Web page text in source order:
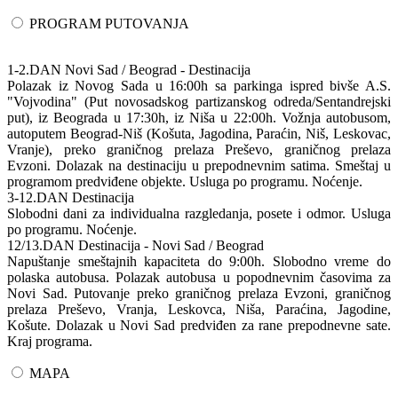
PROGRAM PUTOVANJA
1-2.DAN Novi Sad / Beograd - Destinacija
Polazak iz Novog Sada u 16:00h sa parkinga ispred bivše A.S.
"Vojvodina" (Put novosadskog partizanskog odreda/Sentandrejski
put), iz Beograda u 17:30h, iz Niša u 22:00h. Vožnja autobusom,
autoputem Beograd-Niš (Košuta, Jagodina, Paraćin, Niš, Leskovac,
Vranje), preko graničnog prelaza Preševo, graničnog prelaza
Evzoni. Dolazak na destinaciju u prepodnevnim satima. Smeštaj u
programom predviđene objekte. Usluga po programu. Noćenje.
3-12.DAN Destinacija
Slobodni dani za individualna razgledanja, posete i odmor. Usluga
po programu. Noćenje.
12/13.DAN Destinacija - Novi Sad / Beograd
Napuštanje smeštajnih kapaciteta do 9:00h. Slobodno vreme do
polaska autobusa. Polazak autobusa u popodnevnim časovima za
Novi Sad. Putovanje preko graničnog prelaza Evzoni, graničnog
prelaza Preševo, Vranja, Leskovca, Niša, Paraćina, Jagodine,
Košute. Dolazak u Novi Sad predviđen za rane prepodnevne sate.
Kraj programa.
MAPA